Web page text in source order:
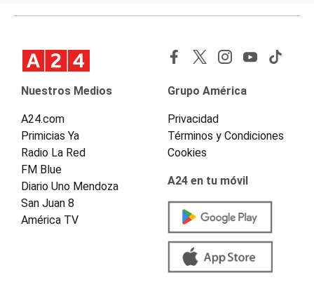
Nuestros Medios
A24.com
Primicias Ya
Radio La Red
FM Blue
Diario Uno Mendoza
San Juan 8
América TV
Grupo América
Privacidad
Términos y Condiciones
Cookies
A24 en tu móvil